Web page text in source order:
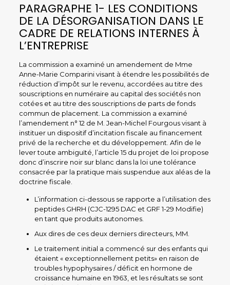
PARAGRAPHE 1- LES CONDITIONS
DE LA DÉSORGANISATION DANS LE
CADRE DE RELATIONS INTERNES À
L’ENTREPRISE
La commission a examiné un amendement de Mme
Anne-Marie Comparini visant à étendre les possibilités de
réduction d’impôt sur le revenu, accordées au titre des
souscriptions en numéraire au capital des sociétés non
cotées et au titre des souscriptions de parts de fonds
commun de placement. La commission a examiné
l’amendement n° 12 de M. Jean-Michel Fourgous visant à
instituer un dispositif d’incitation fiscale au financement
privé de la recherche et du développement. Afin de le
lever toute ambiguïté, l’article 15 du projet de loi propose
donc d’inscrire noir sur blanc dans la loi une tolérance
consacrée par la pratique mais suspendue aux aléas de la
doctrine fiscale.
L’information ci-dessous se rapporte a l’utilisation des
peptides GHRH (CJC-1295 DAC et GRF 1-29 Modifie)
en tant que produits autonomes.
Aux dires de ces deux derniers directeurs, MM.
Le traitement initial a commencé sur des enfants qui
étaient « exceptionnellement petits» en raison de
troubles hypophysaires / déficit en hormone de
croissance humaine en 1963, et les résultats se sont